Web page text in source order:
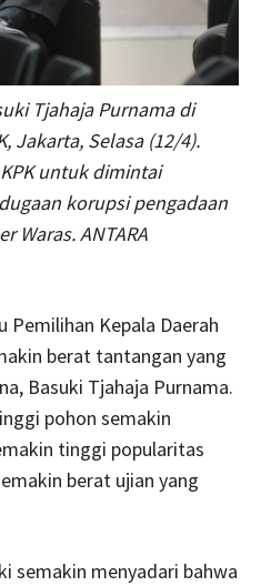
Tjahaja Purnama di
Jakarta, Selasa (12/4).
untuk dimintai
korupsi pengadaan
Waras. ANTARA
Kepala Daerah
berat tantangan yang
Basuki Tjahaja Purnama.
pohon semakin
tinggi popularitas
berat ujian yang
semakin menyadari bahwa